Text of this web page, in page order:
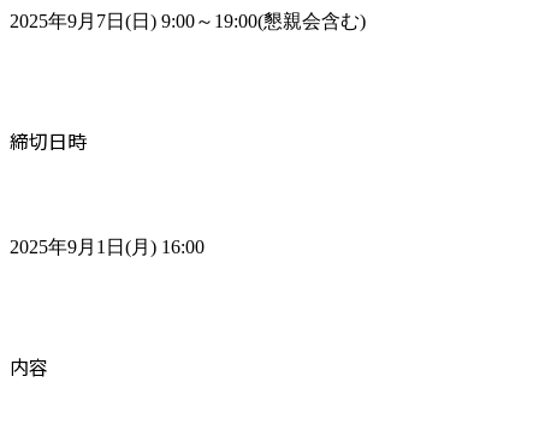
2025年9月7日(日) 9:00～19:00(懇親会含む)
締切日時
2025年9月1日(月) 16:00
内容